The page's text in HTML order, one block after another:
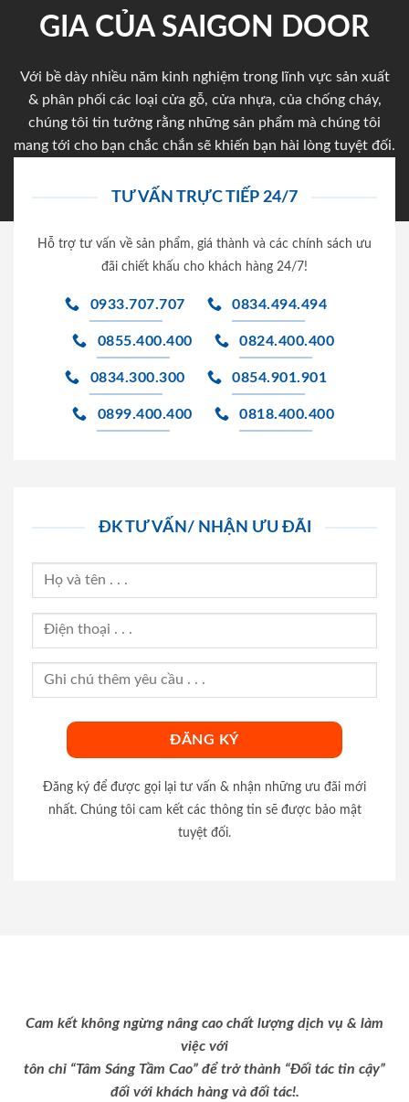
GIA CỦA SAIGON DOOR
Với bề dày nhiều năm kinh nghiệm trong lĩnh vực sản xuất
& phân phối các loại cửa gỗ, cửa nhựa, của chống cháy,
chúng tôi tin tưởng rằng những sản phẩm mà chúng tôi
mang tới cho bạn chắc chắn sẽ khiến bạn hài lòng tuyệt đối.
TƯ VẤN TRỰC TIẾP 24/7
Hỗ trợ tư vấn về sản phẩm, giá thành và các chính sách ưu
đãi chiết khấu cho khách hàng 24/7!
0933.707.707 0834.494.494
0855.400.400 0824.400.400
0834.300.300 0854.901.901
0899.400.400 0818.400.400
ĐK TƯ VẤN/ NHẬN ƯU ĐÃI
Đăng ký để được gọi lại tư vấn & nhận những ưu đãi mới
nhất. Chúng tôi cam kết các thông tin sẽ được bảo mật
tuyệt đối.
Cam kết không ngừng nâng cao chất lượng dịch vụ & làm
việc với
tôn chỉ “Tâm Sáng Tầm Cao” để trở thành “Đối tác tin cậy”
đối với khách hàng và đối tác!.